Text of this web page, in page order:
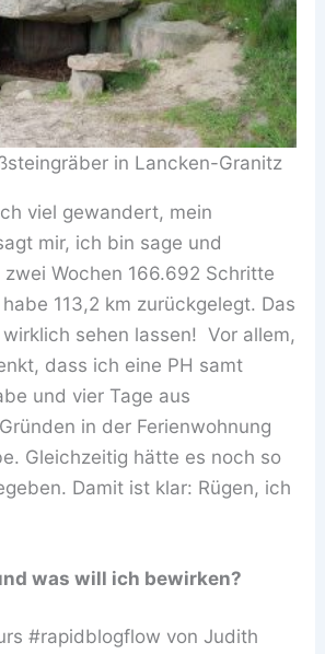
in Lancken-Granitz
viel gewandert, mein
mir, ich bin sage und
Wochen 166.692 Schritte
113,2 km zurückgelegt. Das
sehen lassen! Vor allem,
dass ich eine PH samt
und vier Tage aus
in der Ferienwohnung
Gleichzeitig hätte es noch so
Damit ist klar: Rügen, ich
was will ich bewirken?
#rapidblogflow von Judith